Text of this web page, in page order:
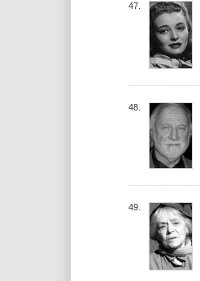
47.
48.
49.